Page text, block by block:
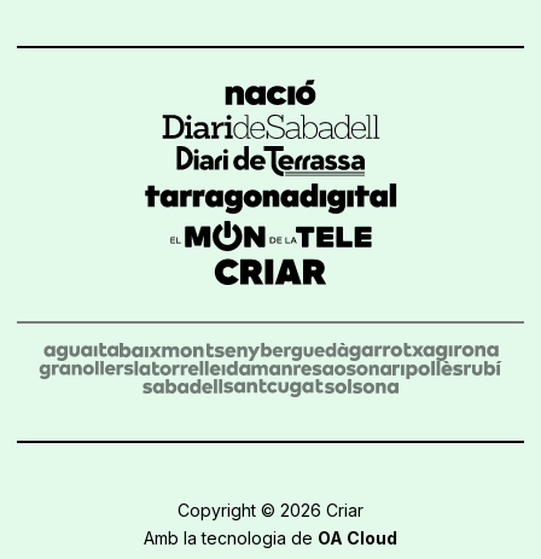
Copyright © 2026 Criar
Amb la tecnologia de OA Cloud